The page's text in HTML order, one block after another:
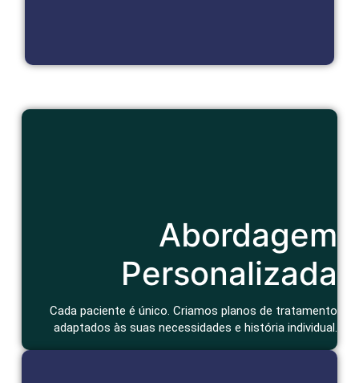
Abordagem
Personalizada
Cada paciente é único. Criamos planos de tratamento
adaptados às suas necessidades e história individual.
Consulta atenciosa e um tratamento que considera seu
contexto de vida e bem-estar geral.
Agendar Consulta